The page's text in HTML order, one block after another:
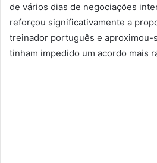
de vários dias de negociações
reforçou significativamente a
treinador português e aproximou-
tinham impedido um acordo mais